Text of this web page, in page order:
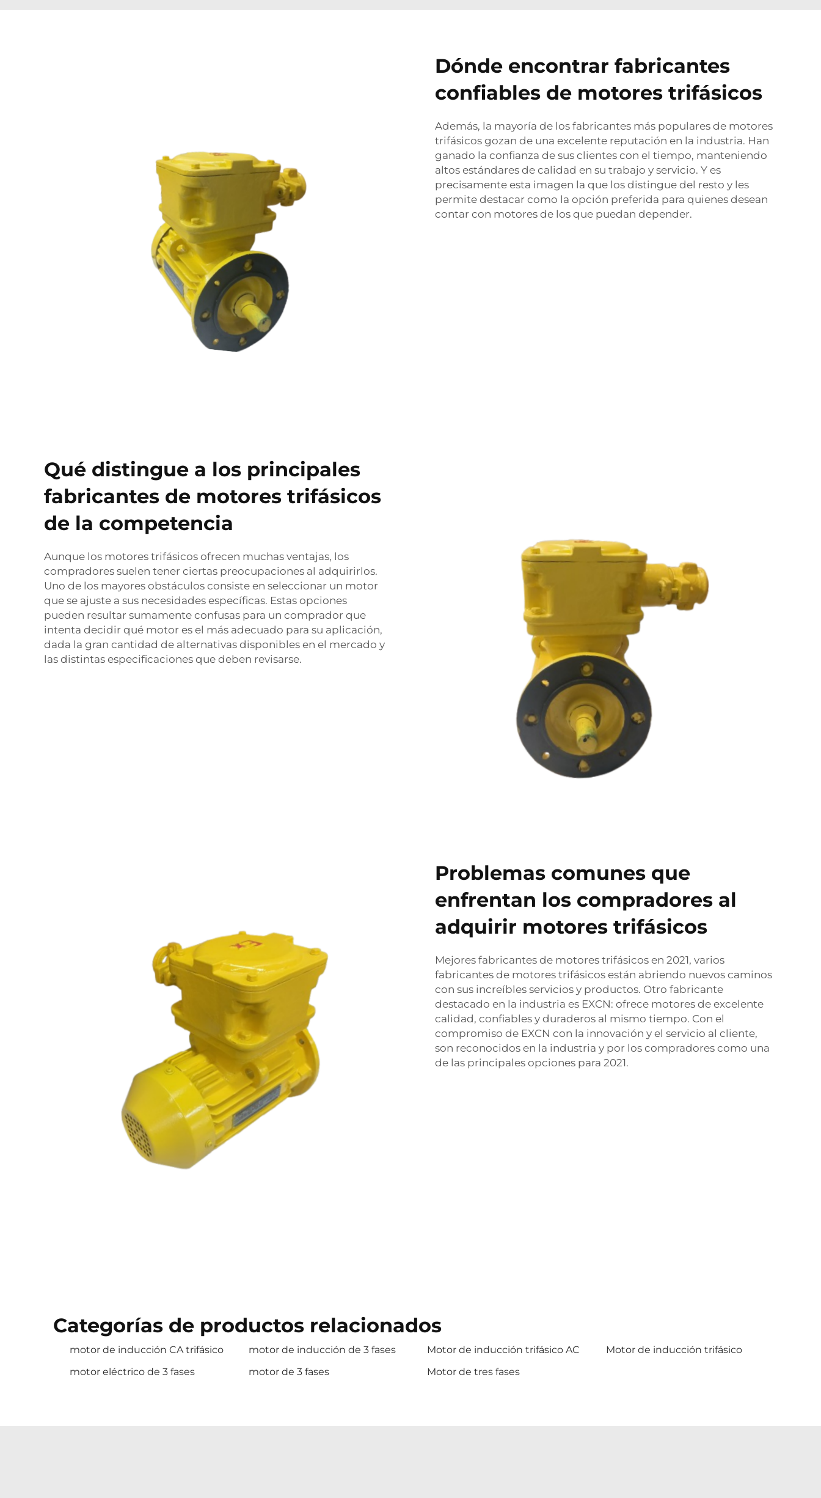
Dónde encontrar fabricantes
confiables de motores trifásicos
Además, la mayoría de los fabricantes más populares de motores
trifásicos gozan de una excelente reputación en la industria. Han
ganado la confianza de sus clientes con el tiempo, manteniendo
altos estándares de calidad en su trabajo y servicio. Y es
precisamente esta imagen la que los distingue del resto y les
permite destacar como la opción preferida para quienes desean
contar con motores de los que puedan depender.
Qué distingue a los principales
fabricantes de motores trifásicos
de la competencia
Aunque los motores trifásicos ofrecen muchas ventajas, los
compradores suelen tener ciertas preocupaciones al adquirirlos.
Uno de los mayores obstáculos consiste en seleccionar un motor
que se ajuste a sus necesidades específicas. Estas opciones
pueden resultar sumamente confusas para un comprador que
intenta decidir qué motor es el más adecuado para su aplicación,
dada la gran cantidad de alternativas disponibles en el mercado y
las distintas especificaciones que deben revisarse.
Problemas comunes que
enfrentan los compradores al
adquirir motores trifásicos
Mejores fabricantes de motores trifásicos en 2021, varios
fabricantes de motores trifásicos están abriendo nuevos caminos
con sus increíbles servicios y productos. Otro fabricante
destacado en la industria es EXCN: ofrece motores de excelente
calidad, confiables y duraderos al mismo tiempo. Con el
compromiso de EXCN con la innovación y el servicio al cliente,
son reconocidos en la industria y por los compradores como una
de las principales opciones para 2021.
Categorías de productos relacionados
motor de inducción CA trifásico motor de inducción de 3 fases Motor de inducción trifásico AC
Motor de inducción trifásico
motor eléctrico de 3 fases
motor de 3 fases Motor de tres fases